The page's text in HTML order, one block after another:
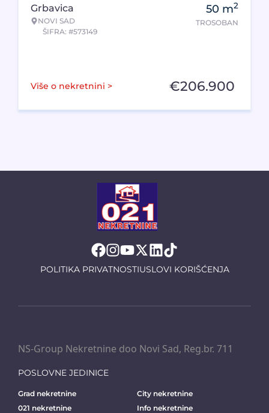
Grbavica
NOVI SAD
ŠIFRA: #573149
50 m2
TROSOBAN
Više o nekretnini > €206.900
POLITIKA PRIVATNOSTIUSLOVI KORIŠĆENJA
NS-Group Nekretnine doo Novi Sad, Reg.br. 711
POSLOVNE JEDINICE
Grad nekretnine
City nekretnine
021 nekretnine
Info nekretnine